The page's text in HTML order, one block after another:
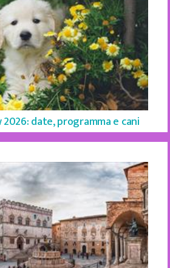
date, programma e cani